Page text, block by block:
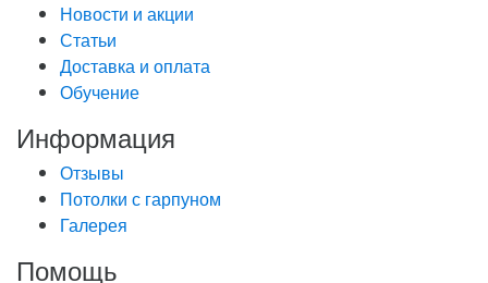
Новости и акции
Статьи
Доставка и оплата
Обучение
Информация
Отзывы
Потолки с гарпуном
Галерея
Помощь